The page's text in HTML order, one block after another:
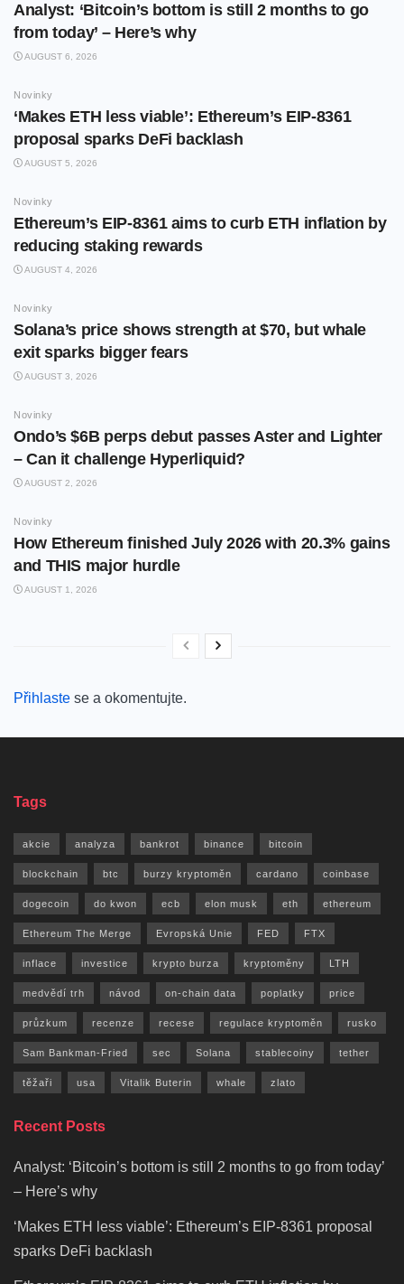
Analyst: ‘Bitcoin’s bottom is still 2 months to go
from today’ – Here’s why
AUGUST 6, 2026
Novinky
‘Makes ETH less viable’: Ethereum’s EIP-8361
proposal sparks DeFi backlash
AUGUST 5, 2026
Novinky
Ethereum’s EIP-8361 aims to curb ETH inflation by
reducing staking rewards
AUGUST 4, 2026
Novinky
Solana’s price shows strength at $70, but whale
exit sparks bigger fears
AUGUST 3, 2026
Novinky
Ondo’s $6B perps debut passes Aster and Lighter
– Can it challenge Hyperliquid?
AUGUST 2, 2026
Novinky
How Ethereum finished July 2026 with 20.3% gains
and THIS major hurdle
AUGUST 1, 2026
Přihlaste se a okomentujte.
Tags
akcie analyza bankrot binance bitcoin
blockchain btc burzy kryptoměn cardano coinbase
dogecoin do kwon ecb elon musk eth ethereum
Ethereum The Merge Evropská Unie FED FTX
inflace investice krypto burza kryptoměny LTH
medvědí trh návod on-chain data poplatky price
průzkum recenze recese regulace kryptoměn rusko
Sam Bankman-Fried sec Solana stablecoiny tether
těžaři usa Vitalik Buterin whale zlato
Recent Posts
Analyst: ‘Bitcoin’s bottom is still 2 months to go from today’
– Here’s why
‘Makes ETH less viable’: Ethereum’s EIP-8361 proposal
sparks DeFi backlash